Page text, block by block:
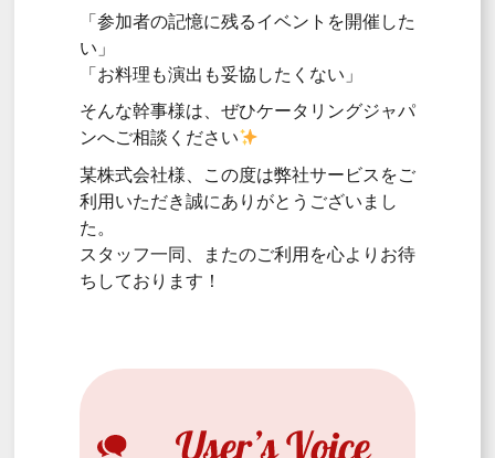
「参加者の記憶に残るイベントを開催した
い」
「お料理も演出も妥協したくない」
そんな幹事様は、ぜひケータリングジャパ
ンへご相談ください
某株式会社様、この度は弊社サービスをご
利用いただき誠にありがとうございまし
た。
スタッフ一同、またのご利用を心よりお待
ちしております！